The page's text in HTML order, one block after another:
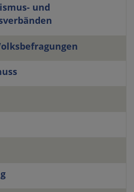
und